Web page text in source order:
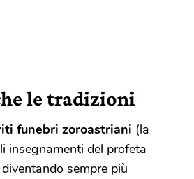
le tradizioni
funebri zoroastriani (la
insegnamenti del profeta
sempre più